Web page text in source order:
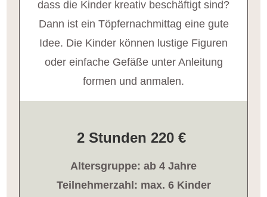
dass die Kinder kreativ beschäftigt sind?
Dann ist ein Töpfernachmittag eine gute
Idee. Die Kinder können lustige Figuren
oder einfache Gefäße unter Anleitung
formen und anmalen.
2 Stunden 220 €
Altersgruppe: ab 4 Jahre
Teilnehmerzahl: max. 6 Kinder